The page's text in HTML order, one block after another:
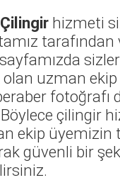
hizmeti
tarafından
uzman
fotoğrafı
çilingir
ekip üyemizin
güvenli bir